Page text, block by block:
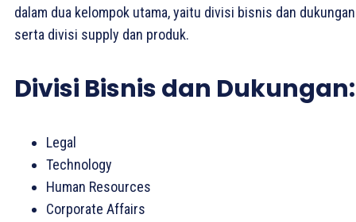
dalam dua kelompok utama, yaitu divisi bisnis dan dukungan
serta divisi supply dan produk.
Divisi Bisnis dan Dukungan:
Legal
Technology
Human Resources
Corporate Affairs